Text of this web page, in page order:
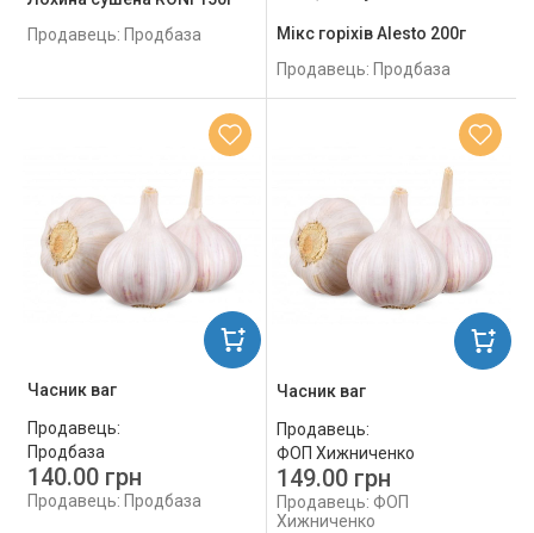
Продавець: Продбаза
Мікс горіхів Alesto 200г
Продавець: Продбаза
Часник ваг
Продавець: Продбаза
Продавець:
Продбаза
140.00 грн
Часник ваг
Продавець: ФОП
Хижниченко
Продавець:
ФОП Хижниченко
149.00 грн